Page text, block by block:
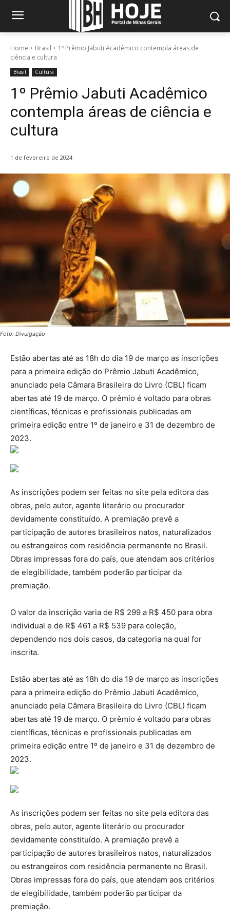
Home Brasil
1º Prêmio Jabuti Acadêmico contempla áreas de
ciência e cultura
Brasil Cultura
1º Prêmio Jabuti Acadêmico
contempla áreas de ciência e
cultura
1 de fevereiro de 2024
Foto: Divulgação
Estão abertas até as 18h do dia 19 de março as inscrições
para a primeira edição do Prêmio Jabuti Acadêmico,
anunciado pela Câmara Brasileira do Livro (CBL) ficam
abertas até 19 de março. O prêmio é voltado para obras
científicas, técnicas e profissionais publicadas em
primeira edição entre 1º de janeiro e 31 de dezembro de
2023.
As inscrições podem ser feitas no site pela editora das
obras, pelo autor, agente literário ou procurador
devidamente constituído. A premiação prevê a
participação de autores brasileiros natos, naturalizados
ou estrangeiros com residência permanente no Brasil.
Obras impressas fora do país, que atendam aos critérios
de elegibilidade, também poderão participar da
premiação.
O valor da inscrição varia de R$ 299 a R$ 450 para obra
individual e de R$ 461 a R$ 539 para coleção,
dependendo nos dois casos, da categoria na qual for
inscrita.
Estão abertas até as 18h do dia 19 de março as inscrições
para a primeira edição do Prêmio Jabuti Acadêmico,
anunciado pela Câmara Brasileira do Livro (CBL) ficam
abertas até 19 de março. O prêmio é voltado para obras
científicas, técnicas e profissionais publicadas em
primeira edição entre 1º de janeiro e 31 de dezembro de
2023.
As inscrições podem ser feitas no site pela editora das
obras, pelo autor, agente literário ou procurador
devidamente constituído. A premiação prevê a
participação de autores brasileiros natos, naturalizados
ou estrangeiros com residência permanente no Brasil.
Obras impressas fora do país, que atendam aos critérios
de elegibilidade, também poderão participar da
premiação.